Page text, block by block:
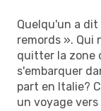
Quelqu'un a dit
remords ». Qui
quitter la zone
s'embarquer
part en Italie?
un voyage